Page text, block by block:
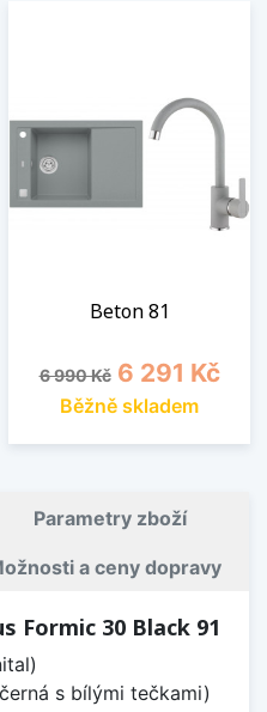
Beton 81
Běžná cena
6 990 Kč Cena
6 291 Kč
Běžně skladem
Parametry zboží
a ceny dopravy
Formic 30 Black 91
s bílými tečkami)